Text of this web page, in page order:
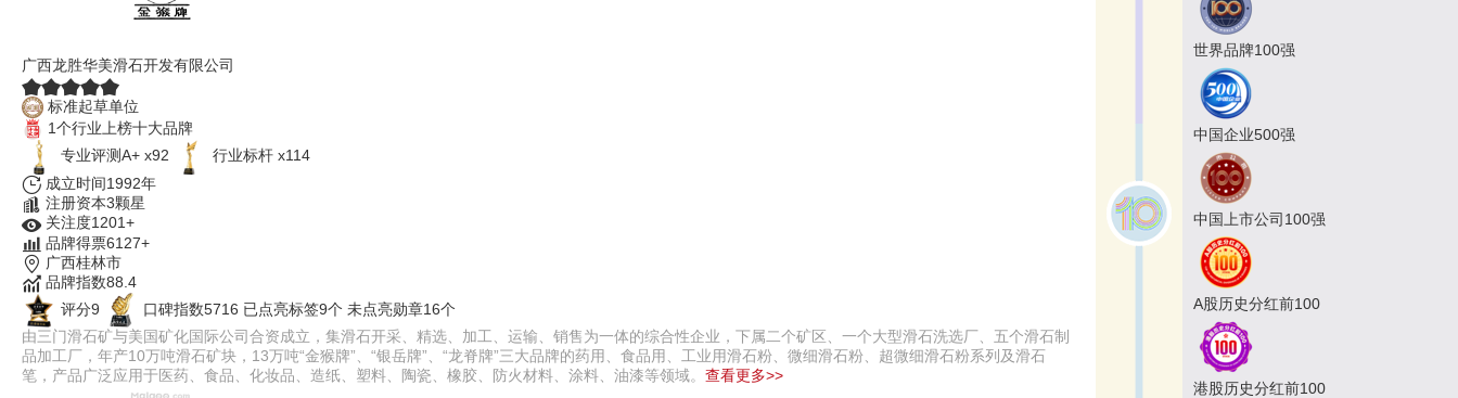
广西龙胜华美滑石开发有限公司
标准起草单位
1个行业上榜十大品牌
专业评测A+ x92
行业标杆 x114
成立时间1992年
注册资本3颗星
关注度1201+
品牌得票6127+
广西桂林市
品牌指数88.4
评分9
口碑指数5716 已点亮标签9个 未点亮勋章16个
由三门滑石矿与美国矿化国际公司合资成立，集滑石开采、精选、加工、运输、销售为一体的综合性企业，下属二个矿区、一个大型滑石洗选厂、五个滑石制
品加工厂，年产10万吨滑石矿块，13万吨“金猴牌”、“银岳牌”、“龙脊牌”三大品牌的药用、食品用、工业用滑石粉、微细滑石粉、超微细滑石粉系列及滑石
笔，产品广泛应用于医药、食品、化妆品、造纸、塑料、陶瓷、橡胶、防火材料、涂料、油漆等领域。 查看更多>>
世界品牌100强
中国企业500强
中国上市公司100强
A股历史分红前100
港股历史分红前100